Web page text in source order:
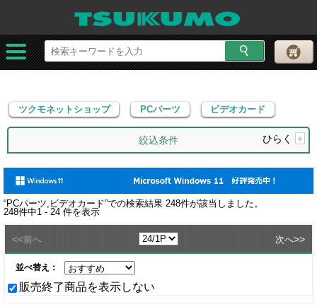
ツクモネットショップ PCパーツ ビデオカード
ツクモネットショップ PCパーツ ビデオカード
絞込条件 ひらく +
“PCパーツ,ビデオカード”での検索結果 248件が該当しました。
248件中1 - 24件を表示
<<前へ 次へ>>
並べ替え：
販売終了商品を表示しない